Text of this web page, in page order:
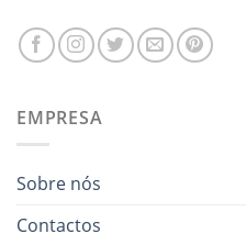
EMPRESA
Sobre nós
Contactos